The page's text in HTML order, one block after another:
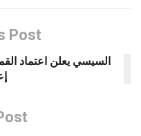
Post
السيسي يعلن اعتماد